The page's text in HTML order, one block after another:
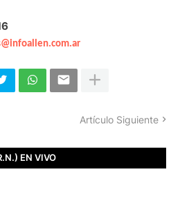
Artículo Siguiente
EN VIVO